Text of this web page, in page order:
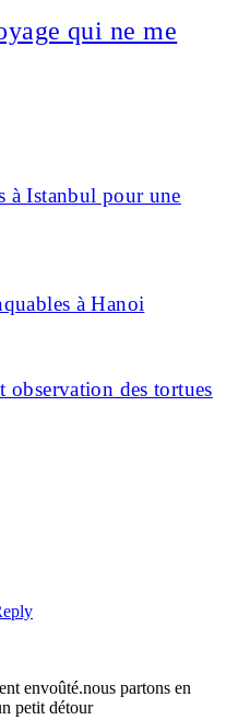
qui ne me
à Istanbul pour une
à Hanoi
observation des tortues
envoûté.nous partons en
petit détour